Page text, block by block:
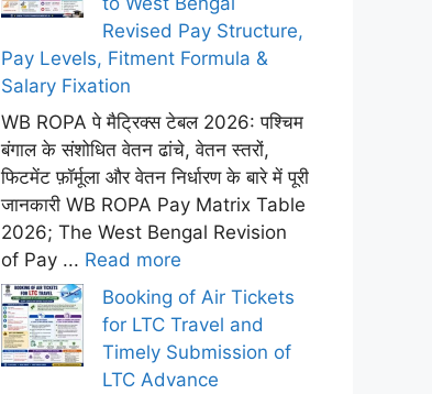
Revised Pay Structure,
Pay Levels, Fitment Formula &
Salary Fixation
WB ROPA पे मैट्रिक्स टेबल 2026: पश्चिम
बंगाल के संशोधित वेतन ढांचे, वेतन स्तरों,
फिटमेंट फ़ॉर्मूला और वेतन निर्धारण के बारे में पूरी
जानकारी WB ROPA Pay Matrix Table
2026; The West Bengal Revision
of Pay ... Read more
Booking of Air Tickets
for LTC Travel and
Timely Submission of
LTC Advance